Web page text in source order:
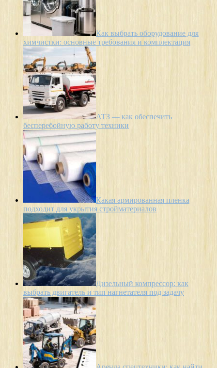
Как выбрать оборудование для
химчистки: основные требования и комплектация
АТЗ — как обеспечить
бесперебойную работу техники
Какая армированная пленка
подходит для укрытия стройматериалов
Дизельный компрессор: как
выбрать двигатель и тип нагнетателя под задачу